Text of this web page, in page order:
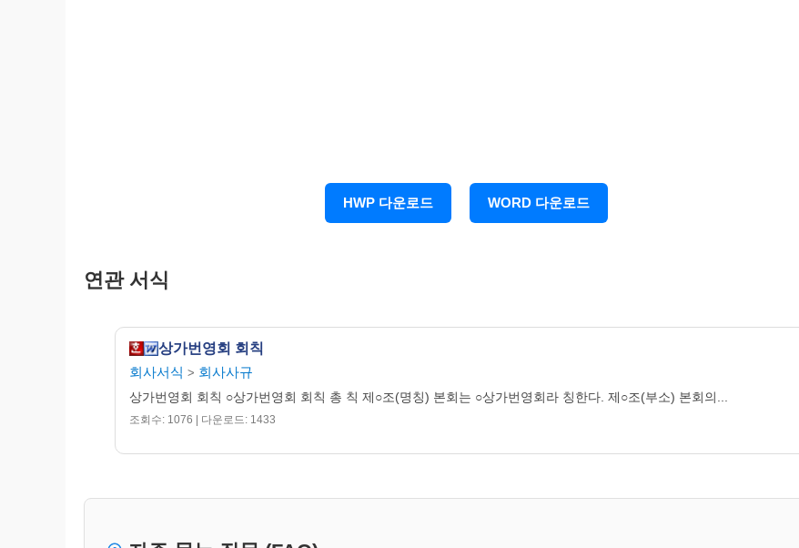
제9조(회원의 자격상실 및 유지)
2. 본회의 사업을 방해할 때
3. 정관 또는 제규정에 위배되거나 고의로 본회의 신용을 실추케할 때
② 전항의 규정에 의하여 제명된 회원에 대하여는 그 이유를 서면으로 통지하여야 한다.
③ 폐업하거나 관내에서 타처로 영업장소를 이전하였을 때 본인 희망시 회원의 자격을 유지할 수 있다.
제3장 임 원
제10조(임원)
HWP 다운로드 WORD 다운로드
연관 서식
상가번영회 회칙
회사서식 > 회사사규
상가번영회 회칙 ○상가번영회 회칙 총 칙 제○조(명칭) 본회는 ○상가번영회라 칭한다. 제○조(부소) 본회의...
조회수: 1076 | 다운로드: 1433